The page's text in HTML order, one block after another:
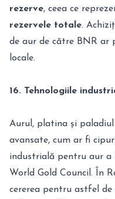
rezerve, ceea ce
rezervele totale.
de aur de către BNR ar
locale.
16. Tehnologiile
Aurul, platina și
avansate, cum ar fi
industrială pentru aur a
World Gold Council. În
cererea pentru astfel